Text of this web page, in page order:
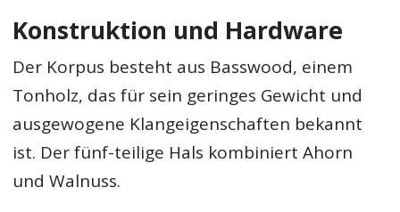
Konstruktion und Hardware
Der Korpus besteht aus Basswood, einem
Tonholz, das für sein geringes Gewicht und
ausgewogene Klangeigenschaften bekannt
ist. Der fünf-teilige Hals kombiniert Ahorn
und Walnuss.